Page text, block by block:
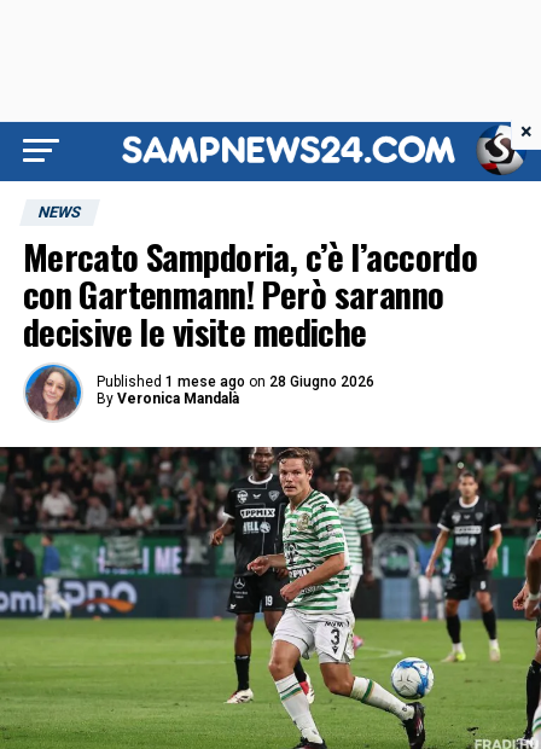
NEWS
Mercato Sampdoria, c’è l’accordo
con Gartenmann! Però saranno
decisive le visite mediche
Published 1 mese ago on 28 Giugno 2026
By Veronica Mandalà
×